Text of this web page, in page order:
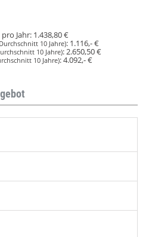
Jahr: 1.438,80 €
10 Jahre): 1.116,- €
10 Jahre):2.650,50 €
10 Jahre):4.092,- €